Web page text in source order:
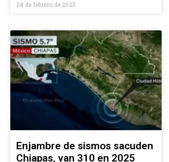
24 de febrero de 2025
Enjambre de sismos sacuden
Chiapas, van 310 en 2025